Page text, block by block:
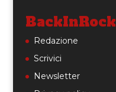
BackInRock
Redazione
Scrivici
Newsletter